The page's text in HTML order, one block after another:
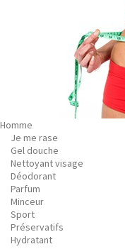
Homme
Je me rase
Gel douche
Nettoyant visage
Déodorant
Parfum
Minceur
Sport
Préservatifs
Hydratant